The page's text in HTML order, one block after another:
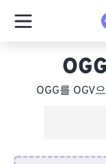
OGG를 OGV